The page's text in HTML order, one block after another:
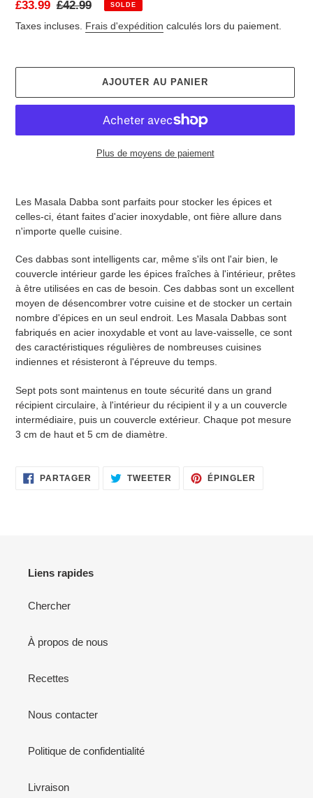
Prix réduit
£33.99 Prix normal
£42.99 SOLDE
Taxes incluses. Frais d'expédition calculés lors du paiement.
AJOUTER AU PANIER
Plus de moyens de paiement
Les Masala Dabba sont parfaits pour stocker les épices et
celles-ci, étant faites d'acier inoxydable, ont fière allure dans
n'importe quelle cuisine.
Ces dabbas sont intelligents car, même s'ils ont l'air bien, le
couvercle intérieur garde les épices fraîches à l'intérieur, prêtes
à être utilisées en cas de besoin. Ces dabbas sont un excellent
moyen de désencombrer votre cuisine et de stocker un certain
nombre d'épices en un seul endroit. Les Masala Dabbas sont
fabriqués en acier inoxydable et vont au lave-vaisselle, ce sont
des caractéristiques régulières de nombreuses cuisines
indiennes et résisteront à l'épreuve du temps.
Sept pots sont maintenus en toute sécurité dans un grand
récipient circulaire, à l'intérieur du récipient il y a un couvercle
intermédiaire, puis un couvercle extérieur. Chaque pot mesure
3 cm de haut et 5 cm de diamètre.
PARTAGER PARTAGER SUR FACEBOOK
TWEETER TWEETER SUR TWITTER
ÉPINGLER
Liens rapides
Chercher
À propos de nous
Recettes
Nous contacter
Politique de confidentialité
Livraison